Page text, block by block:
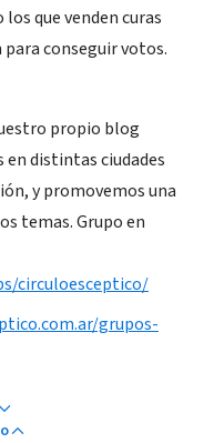
que venden curas
conseguir votos.
propio blog
distintas ciudades
y promovemos una
temas. Grupo en
circuloesceptico/
grupos-